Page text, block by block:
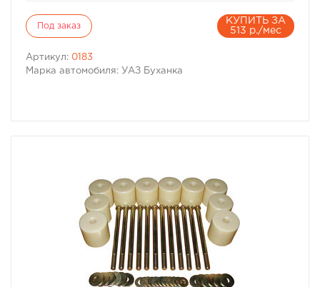
Под заказ
КУПИТЬ ЗА
513 р./мес
Артикул: 0183
Марка автомобиля: УАЗ Буханка